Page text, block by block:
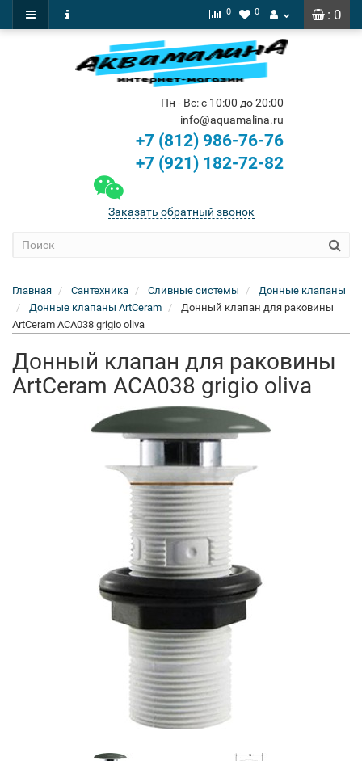
: 0
0 0
Пн - Вс: с 10:00 до 20:00
info@aquamalina.ru
+7 (812) 986-76-76
+7 (921) 182-72-82
Заказать обратный звонок
Главная Сантехника Сливные системы
Донные клапаны
Донные клапаны ArtCeram
Донный клапан для раковины
ArtCeram ACA038 grigio oliva
Донный клапан для раковины
ArtCeram ACA038 grigio oliva